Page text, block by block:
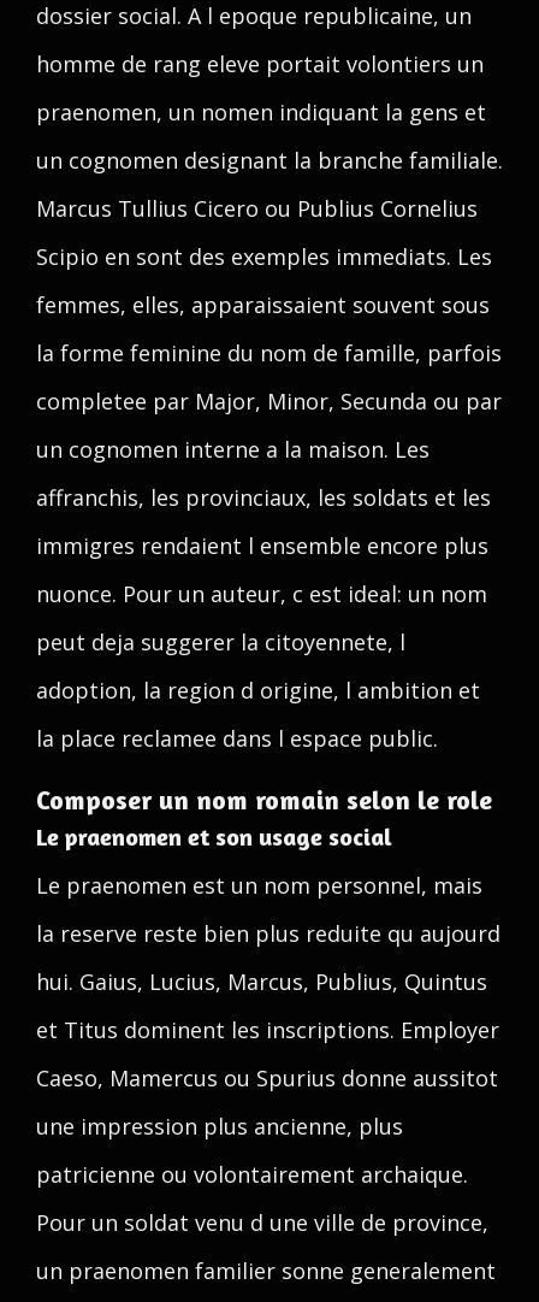
dossier social. A l epoque republicaine, un
homme de rang eleve portait volontiers un
praenomen, un nomen indiquant la gens et
un cognomen designant la branche familiale.
Marcus Tullius Cicero ou Publius Cornelius
Scipio en sont des exemples immediats. Les
femmes, elles, apparaissaient souvent sous
la forme feminine du nom de famille, parfois
completee par Major, Minor, Secunda ou par
un cognomen interne a la maison. Les
affranchis, les provinciaux, les soldats et les
immigres rendaient l ensemble encore plus
nuonce. Pour un auteur, c est ideal: un nom
peut deja suggerer la citoyennete, l
adoption, la region d origine, l ambition et
la place reclamee dans l espace public.
Composer un nom romain selon le role
Le praenomen et son usage social
Le praenomen est un nom personnel, mais
la reserve reste bien plus reduite qu aujourd
hui. Gaius, Lucius, Marcus, Publius, Quintus
et Titus dominent les inscriptions. Employer
Caeso, Mamercus ou Spurius donne aussitot
une impression plus ancienne, plus
patricienne ou volontairement archaique.
Pour un soldat venu d une ville de province,
un praenomen familier sonne generalement